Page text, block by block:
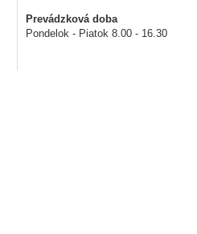
Prevádzková doba
Pondelok - Piatok 8.00 - 16.30